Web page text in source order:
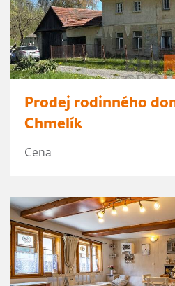
Prodej rodinného
Chmelík
Cena